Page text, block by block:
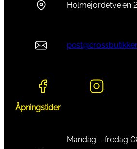
Holmejordetveien
Åpningstider
Mandag – fredag